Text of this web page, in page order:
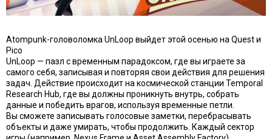
Atompunk-головоломка UnLoop выйдет этой осенью на Quest и
Pico
UnLoop — пазл с временным парадоксом, где вы играете за
самого себя, записывая и повторяя свои действия для решения
задач. Действие происходит на космической станции Temporal
Research Hub, где вы должны проникнуть внутрь, собрать
данные и победить врагов, используя временные петли.
Вы сможете записывать голосовые заметки, перебрасывать
объекты и даже умирать, чтобы продолжить. Каждый сектор